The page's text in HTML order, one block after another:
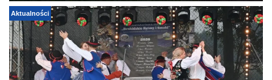
Aktualności